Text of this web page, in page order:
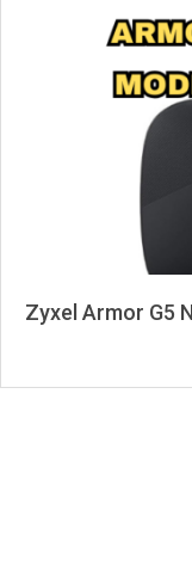
Zyxel Armor G5